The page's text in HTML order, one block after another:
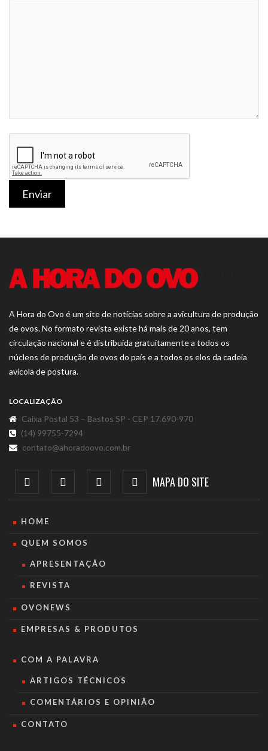
Enviar
A Hora do Ovo é um site de notícias sobre a avicultura de produção
de ovos. No formato revista existe há mais de 20 anos, tem
circulação nacional e é distribuída gratuitamente a todos os
núcleos de produção de ovos do país e a todos os elos da cadeia
avícola de postura.
LOCALIZAÇÃO
Caixa Postal 53 – Bastos SP - CEP 17.690-970
(14) 99755-7294
contato@ahoradoovo.com.br
MAPA DO SITE
HOME
QUEM SOMOS
APRESENTAÇÃO
REVISTA
OVONEWS
EMPRESAS & PRODUTOS
COM A PALAVRA
ARTIGOS TÉCNICOS
COMENTÁRIOS E OPINIÃO
CONTATO